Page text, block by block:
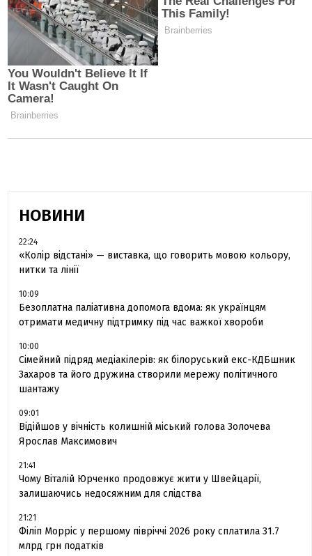
НОВИНИ
22:24
«Колір відстані» — виставка, що говорить мовою кольору,
нитки та лінії
10:09
Безоплатна паліативна допомога вдома: як українцям
отримати медичну підтримку під час важкої хвороби
10:00
Сімейний підряд медіакілерів: як білоруський екс-КДБшник
Захаров та його дружина створили мережу політичного
шантажу
09:01
Відійшов у вічність колишній міський голова Золочева
Ярослав Максимович
21:41
Чому Віталій Юрченко продовжує жити у Швейцарії,
залишаючись недосяжним для слідства
21:21
Філіп Морріс у першому півріччі 2026 року сплатила 31.7
млрд грн податків